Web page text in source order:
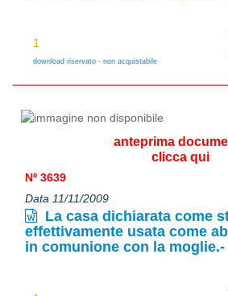
download riservato - non acquistabile
anteprima
clicca qui
Nº 3639
Data 11/11/2009
La casa dichiarata come
effettivamente usata come
in comunione con la moglie.-